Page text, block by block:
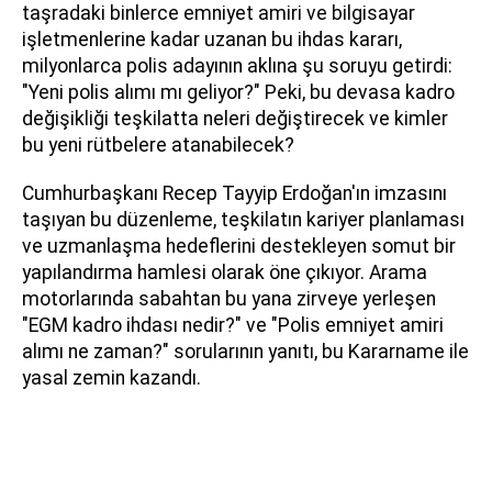
taşradaki binlerce emniyet amiri ve bilgisayar
işletmenlerine kadar uzanan bu ihdas kararı,
milyonlarca polis adayının aklına şu soruyu getirdi:
"Yeni polis alımı mı geliyor?" Peki, bu devasa kadro
değişikliği teşkilatta neleri değiştirecek ve kimler
bu yeni rütbelere atanabilecek?
Cumhurbaşkanı Recep Tayyip Erdoğan'ın imzasını
taşıyan bu düzenleme, teşkilatın kariyer planlaması
ve uzmanlaşma hedeflerini destekleyen somut bir
yapılandırma hamlesi olarak öne çıkıyor. Arama
motorlarında sabahtan bu yana zirveye yerleşen
"EGM kadro ihdası nedir?" ve "Polis emniyet amiri
alımı ne zaman?" sorularının yanıtı, bu Kararname ile
yasal zemin kazandı.